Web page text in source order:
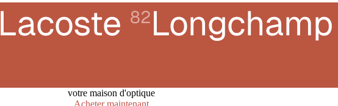
Lacoste 82Longchamp
votre maison d'optique
Acheter maintenant